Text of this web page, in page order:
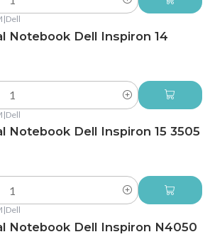
|Dell
Notebook Dell Inspiron 14
|Dell
Notebook Dell Inspiron 15 3505
|Dell
Notebook Dell Inspiron N4050